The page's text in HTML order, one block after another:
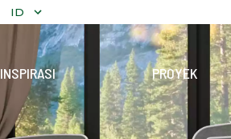
ID
TELUSURIKOLEKSI
INSPIRASI PROYEK